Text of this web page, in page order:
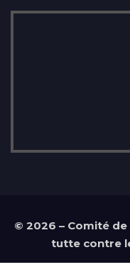
© 2026 – Comité
tutte contre